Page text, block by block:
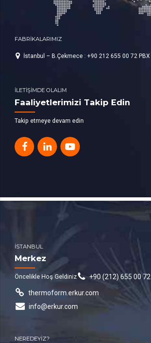
FABRİKALARIMIZ
İstanbul – B.Çekmece : +90 212 655 00 72 PBX
İLETİŞİMDE OLALIM
Faaliyetlerimizi Takip Edin
Takip etmeye devam edin
İSTANBUL
Merkez
Öncelikle Hoş Geldiniz +90 (212) 655 00 72
thermoform.erkur.com
info@erkur.com
NEREDEYİZ?